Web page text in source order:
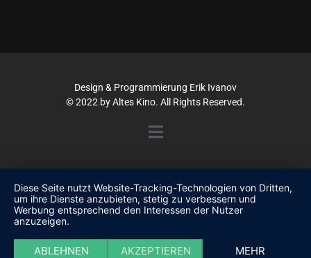
Design & Programmierung Erik Ivanov
© 2022 by Altes Kino. All Rights Reserved.
Diese Seite nutzt Website-Tracking-Technologien von Dritten,
um ihre Dienste anzubieten, stetig zu verbessern und
Werbung entsprechend den Interessen der Nutzer
anzuzeigen.
ABLEHNEN AKZEPTIEREN MEHR